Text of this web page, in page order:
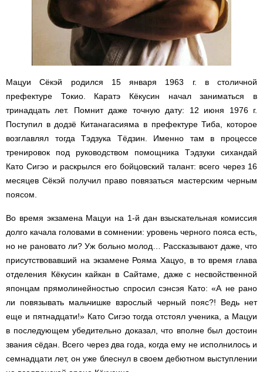
Мацуи Сёкэй родился 15 января 1963 г. в столичной
префектуре Токио. Каратэ Кёкусин начал заниматься в
тринадцать лет. Помнит даже точную дату: 12 июня 1976 г.
Поступил в додзё Китанагасияма в префектуре Тиба, которое
возглавлял тогда Тэдзука Тёдзин. Именно там в процессе
тренировок под руководством помощника Тэдзуки сихандай
Като Сигэо и раскрылся его бойцовский талант: всего через 16
месяцев Сёкэй получил право повязаться мастерским черным
поясом.
Во время экзамена Мацуи на 1-й дан взыскательная комиссия
долго качала головами в сомнении: уровень черного пояса есть,
но не рановато ли? Уж больно молод… Рассказывают даже, что
присутствовавший на экзамене Рояма Хацуо, в то время глава
отделения Кёкусин кайкан в Сайтаме, даже с несвойственной
японцам прямолинейностью спросил сэнсэя Като: «А не рано
ли повязывать мальчишке взрослый черный пояс?! Ведь нет
еще и пятнадцати!» Като Сигэо тогда отстоял ученика, а Мацуи
в последующем убедительно доказал, что вполне был достоин
звания сёдан. Всего через два года, когда ему не исполнилось и
семнадцати лет, он уже блеснул в своем дебютном выступлении